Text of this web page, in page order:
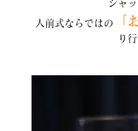
シャ
人前式ならではの 「
り